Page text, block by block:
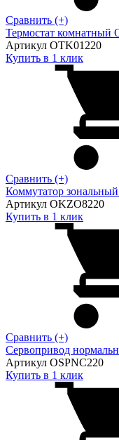
Сравнить (+)
Термостат комнатный
Артикул OTK01220
Купить в 1 клик
Сравнить (+)
Коммутатор
Артикул OKZO8220
Купить в 1 клик
Сравнить (+)
Сервопривод
Артикул OSPNC220
Купить в 1 клик